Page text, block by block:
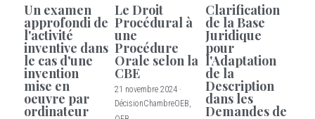
Un examen
approfondi de
l'activité
inventive dans
le cas d'une
invention
mise en
oeuvre par
ordinateur
Le Droit
Procédural à
une
Procédure
Orale selon la
CBE
21 novembre 2024 ·
DécisionChambreOEB,
Clarification
de la Base
Juridique
pour
l'Adaptation
de la
Description
dans les
Demandes de